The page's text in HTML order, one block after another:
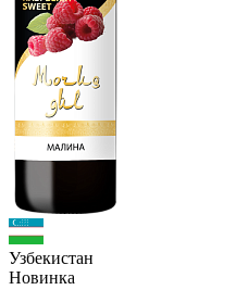
Узбекистан
Новинка